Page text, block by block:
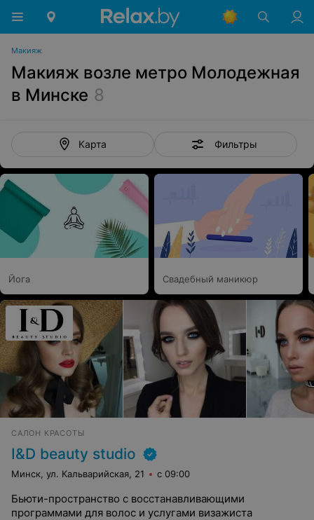
Макияж
Макияж возле метро Молодежная
в Минске 8
Карта Фильтры
Йога Свадебный маникюр
САЛОН КРАСОТЫ
I&D beauty studio
Минск, ул. Кальварийская, 21 с 09:00
Бьюти-пространство с восстанавливающими
программами для волос и услугами визажиста